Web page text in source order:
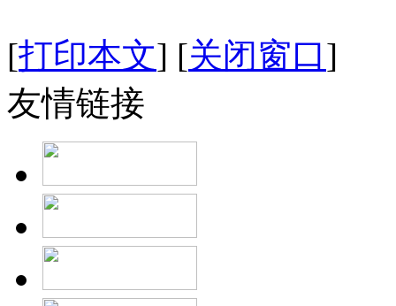
[打印本文] [关闭窗口]
友情链接